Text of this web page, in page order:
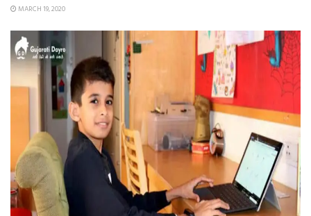
MARCH 19, 2020